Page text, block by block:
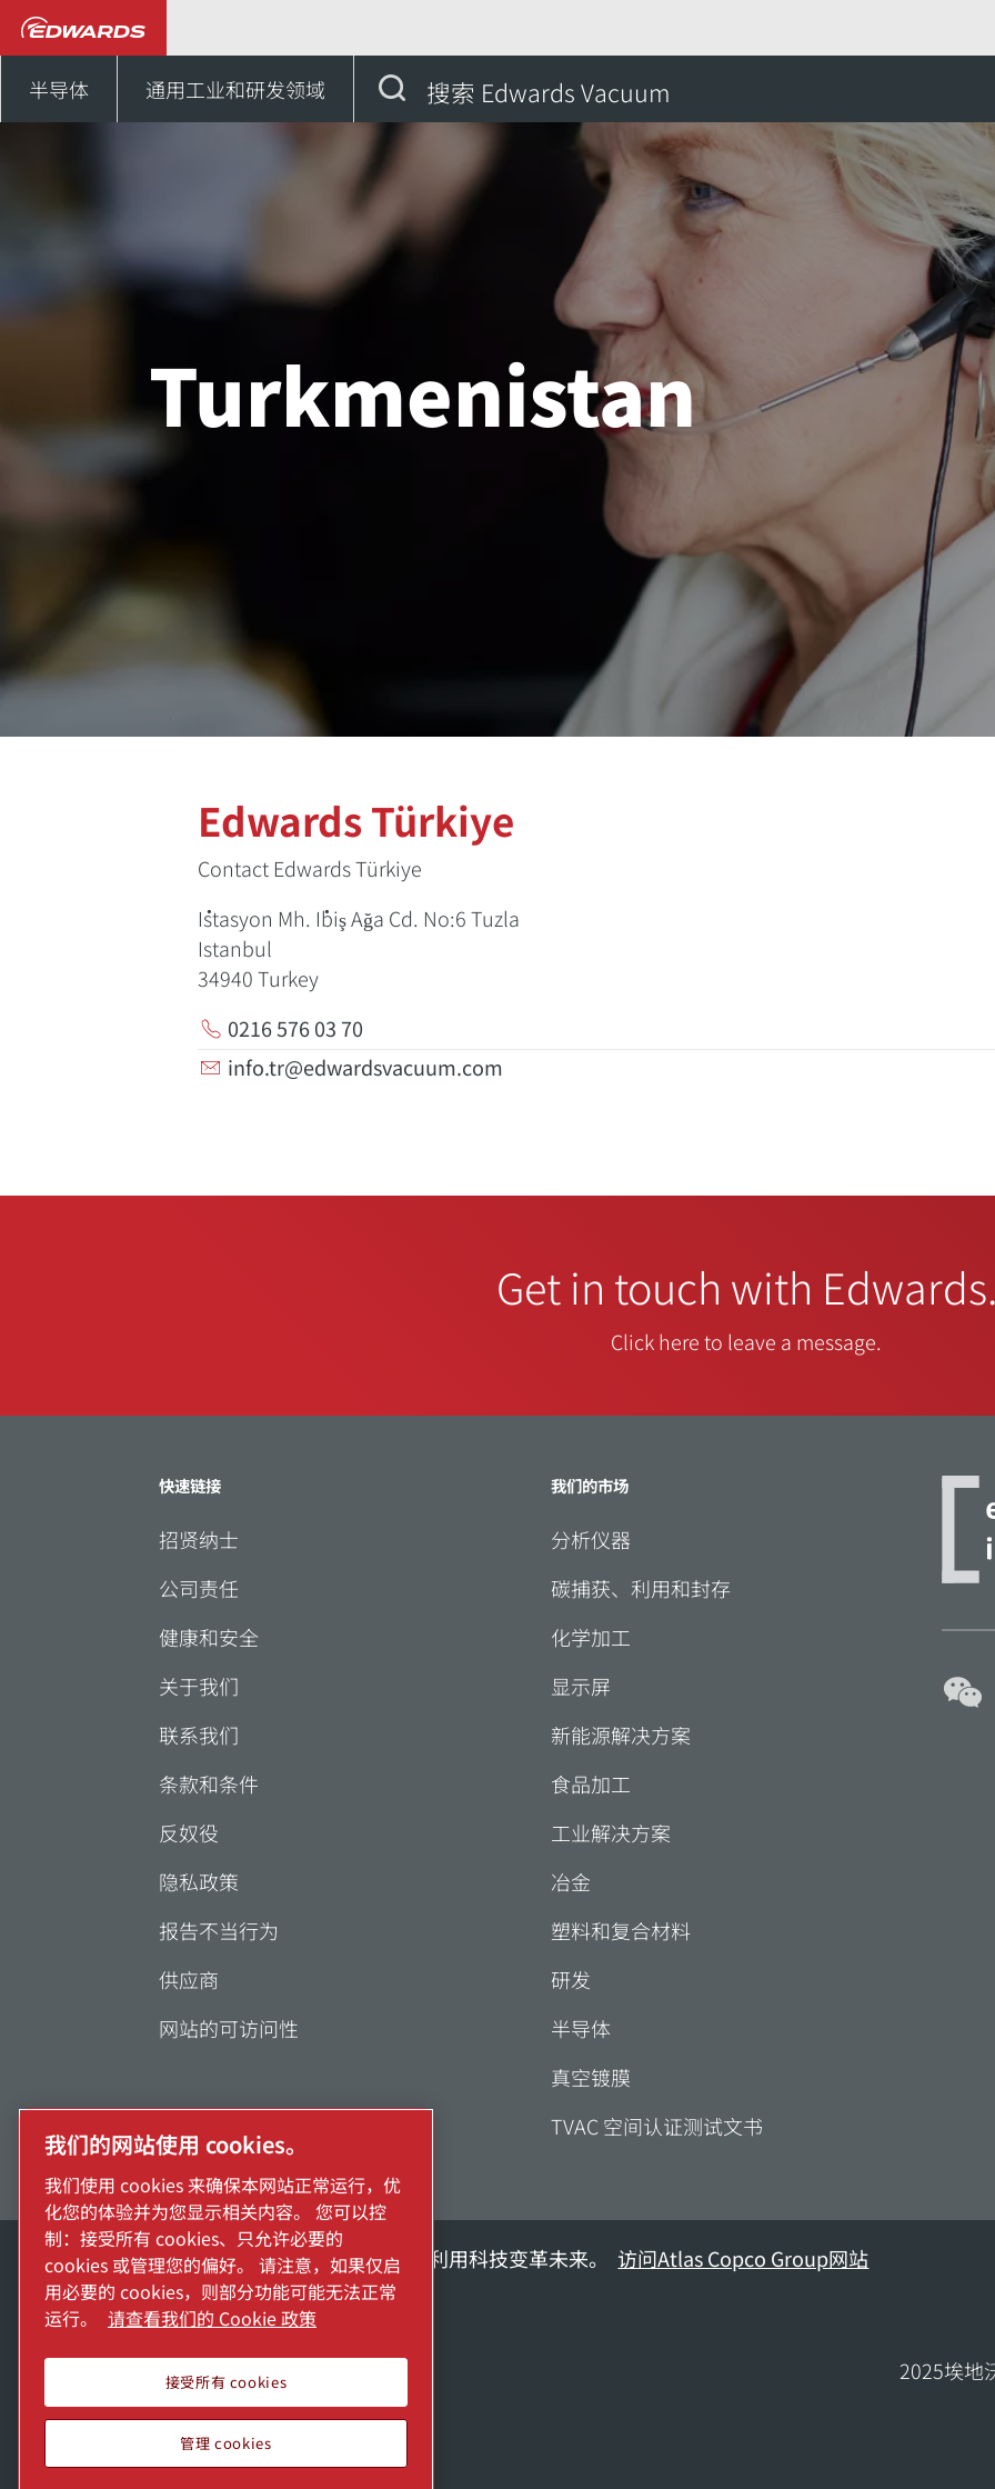
半导体 通用工业和研发领域 搜索 Edwards Vacuum
Turkmenistan
Edwards Türkiye
Contact Edwards Türkiye
İstasyon Mh. İbiş Ağa Cd. No:6 Tuzla
Istanbul
34940Turkey
0216 576 03 70
info.tr@edwardsvacuum.com
Get in touch with
Click here to leave a message.
快速链接
招贤纳士
公司责任
健康和安全
关于我们
联系我们
条款和条件
反奴役
隐私政策
报告不当行为
供应商
网站的可访问性
我们的市场
分析仪器
碳捕获、利用和封存
化学加工
显示屏
新能源解决方案
食品加工
工业解决方案
冶金
塑料和复合材料
研发
半导体
真空镀膜
TVAC 空间认证测试文书
探索阿特拉斯·科普柯集团如何利用科技变革未来。 访问Atlas Copco Group网站
Atlas Copco Group的一部分
2025埃地
我们的网站使用 cookies。
我们使用 cookies 来确保本网站正常运行，优
化您的体验并为您显示相关内容。 您可以控
制：接受所有 cookies、只允许必要的
cookies 或管理您的偏好。 请注意，如果仅启
用必要的 cookies，则部分功能可能无法正常
运行。
请查看我们的 Cookie 政策
接受所有 cookies
管理 cookies